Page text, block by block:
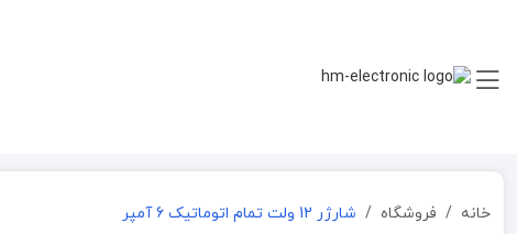
خانه فروشگاه شارژر 12 ولت تمام اتوماتیک 6 آمپر